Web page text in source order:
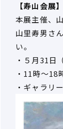
【寿山会展】
本展主催、
山里寿男さ
い。
・５月31日
・11時～18
・ギャラリ